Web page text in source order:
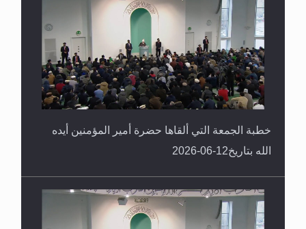
خطبة الجمعة التي ألقاها حضرة أمير المؤمنين أيده
الله بتاريخ12-06-2026